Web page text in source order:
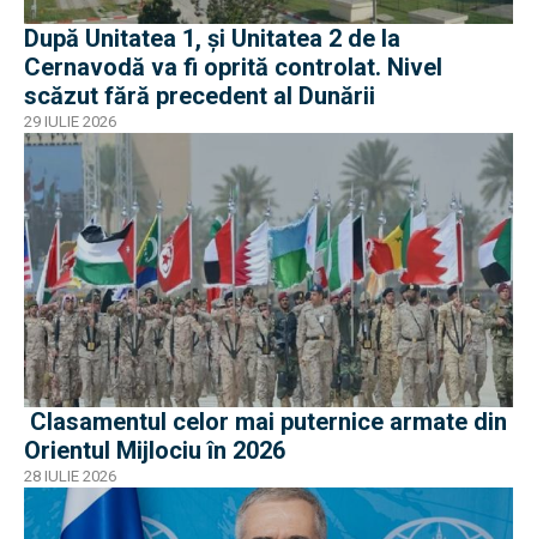
După Unitatea 1, și Unitatea 2 de la
Cernavodă va fi oprită controlat. Nivel
scăzut fără precedent al Dunării
29 IULIE 2026
Clasamentul celor mai puternice armate din
Orientul Mijlociu în 2026
28 IULIE 2026